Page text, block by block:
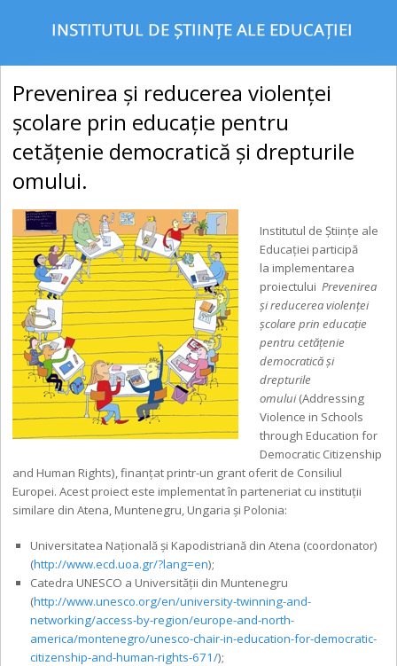
Prevenirea și reducerea violenței
școlare prin educație pentru
cetățenie democratică și drepturile
omului.
Institutul de Științe ale
Educaţiei participă
la implementarea
proiectuluiPrevenirea
şi reducerea violenţei
şcolare prin educație
pentru cetățenie
democratică și
drepturile
omului(Addressing
Violence in Schools
through Education for
Democratic Citizenship
and Human Rights), finanțat printr-un grant oferit de Consiliul
Europei. Acest proiect este implementat în parteneriat cu instituții
similare din Atena, Muntenegru, Ungaria și Polonia:
Universitatea Națională și Kapodistriană din Atena (coordonator)
(http://www.ecd.uoa.gr/?lang=en);
Catedra UNESCO a Universității din Muntenegru
(http://www.unesco.org/en/university-twinning-and-
networking/access-by-region/europe-and-north-
america/montenegro/unesco-chair-in-education-for-democratic-
citizenship-and-human-rights-671/);